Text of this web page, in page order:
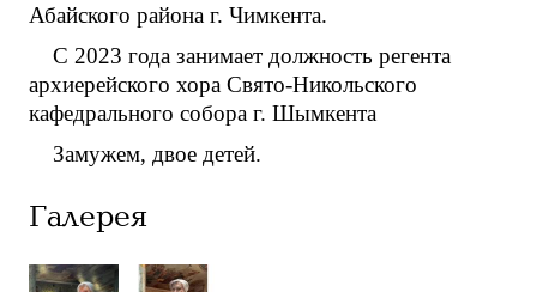
Абайского района г. Чимкента.
С 2023 года занимает должность регента
архиерейского хора Свято-Никольского
кафедрального собора г. Шымкента
Замужем, двое детей.
Галерея